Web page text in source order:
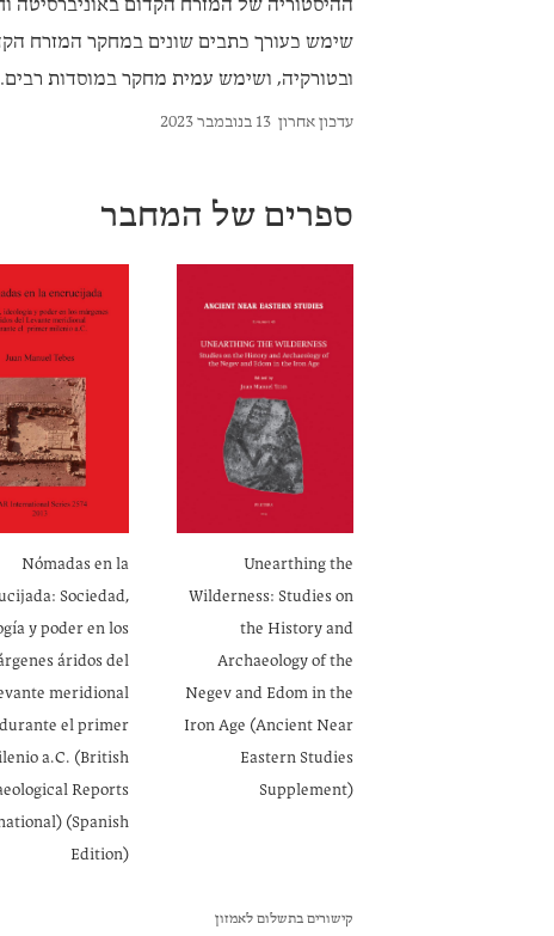
שימש כעורך כתבים שונים במחקר המזרח
ובטורקיה, ושימש עמית מחקר במוסדות
עדכון אחרון 13 בנובמבר 2023
ספרים של המחבר
Unearthing the
Wilderness: Studies on
the History and
Archaeology of the
Negev and Edom in the
Iron Age (Ancient Near
Eastern Studies
Supplement)
Nómadas en la
Sociedad,
y poder en los
áridos del
meridional
durante el primer
a.C. (British
Reports
(Spanish
Edition)
קישורים בתשלום לאמזון